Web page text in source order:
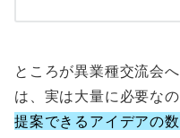
ところが異業種交流会
は、実は大量に必要な
提案できるアイデアの数